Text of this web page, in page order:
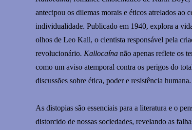
antecipou os dilemas morais e éticos atrelados ao
individualidade. Publicado em 1940, explora a
olhos de Leo Kall, o cientista responsável pela
revolucionário. Kallocaína não apenas reflete os
como um aviso atemporal contra os perigos do
discussões sobre ética, poder e resistência humana.
As distopias são essenciais para a literatura e o
distorcido de nossas sociedades, revelando as